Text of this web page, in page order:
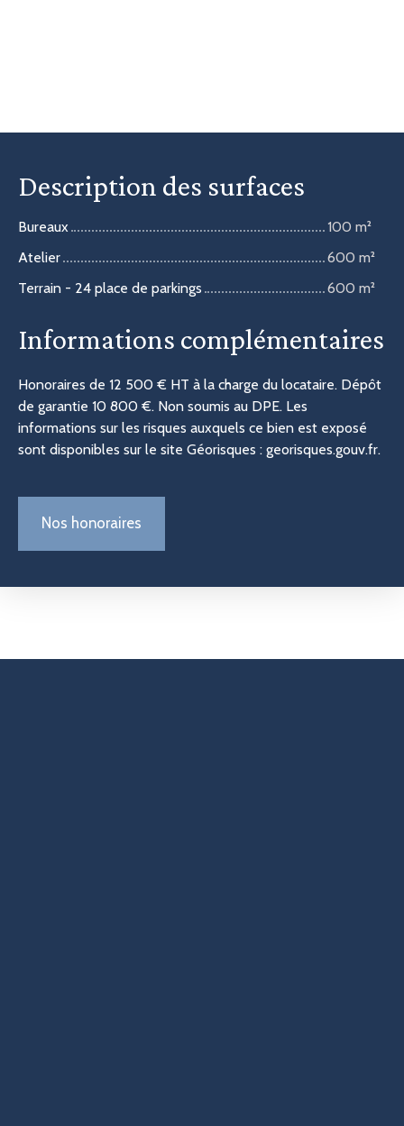
Description des surfaces
Bureaux
100 m²
Atelier
600 m²
Terrain - 24 place de parkings
600 m²
Informations complémentaires
Honoraires de 12 500 € HT à la charge du locataire. Dépôt
de garantie 10 800 €. Non soumis au DPE. Les
informations sur les risques auxquels ce bien est exposé
sont disponibles sur le site Géorisques : georisques.gouv.fr.
Nos honoraires